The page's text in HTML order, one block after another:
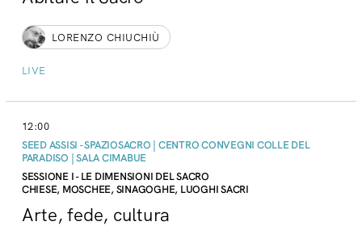
LORENZO CHIUCHIÙ
LIVE
12:00
SEED ASSISI - SPAZIOSACRO | CENTRO CONVEGNI COLLE DEL
PARADISO | SALA CIMABUE
SESSIONE I - LE DIMENSIONI DEL SACRO
CHIESE, MOSCHEE, SINAGOGHE, LUOGHI SACRI
Arte, fede, cultura